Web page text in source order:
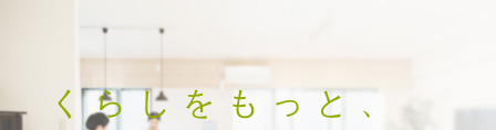
くらしをもっと、